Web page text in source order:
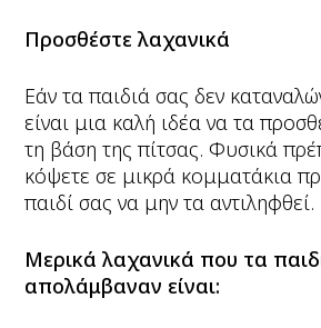
Προσθέστε λαχανικά
Εάν τα παιδιά σας δεν
είναι μια καλή ιδέα να τα
τη βάση της πίτσας. Φυσικά
κόψετε σε μικρά κομματάκια
παιδί σας να μην τα αντιληφθεί.
Μερικά λαχανικά που τα
απολάμβαναν είναι: